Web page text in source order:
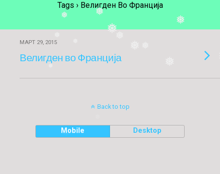
❅
❅
❅
❅
❅
Tags › Велигден Во Франција
МАРТ 29, 2015
Велигден во Франција
Back to top
Mobile Desktop